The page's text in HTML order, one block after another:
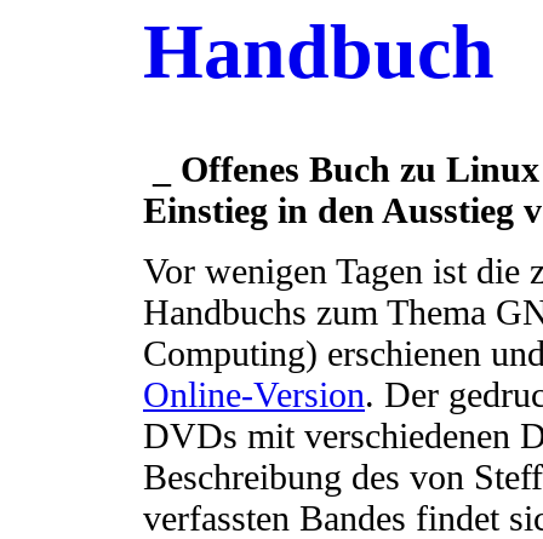
Handbuch
_ Offenes Buch zu
Einstieg in den Ausstieg
Vor wenigen Tagen ist die
Handbuchs zum Thema
Computing) erschienen
Online-Version. Der
DVDs mit verschiedenen
Beschreibung des von
verfassten Bandes findet